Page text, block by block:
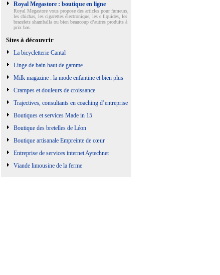
Royal Megastore : boutique en ligne
Royal Megastore vous propose des articles pour fumeurs,
les chichas, les cigarettes électronique, les e liquides, les
bracelets shamballa ou bien beaucoup d’autres produits à
prix bas.
Sites à découvrir
La bicycletterie Cantal
Linge de bain haut de gamme
Milk magazine : la mode enfantine et bien plus
Crampes et douleurs de croissance
Trajectives, consultants en coaching d’entreprise
Boutiques et services Made in 15
Boutique des bretelles de Léon
Boutique artisanale Empreinte de cœur
Entreprise de services internet Aytechnet
Viande limousine de la ferme